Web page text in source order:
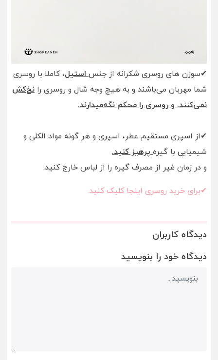
✔سوزن های روسری شکرانه از جنساستیل، کاملا با روسری
شما مهربان می‌باشند و به هیچ وجه شال و روسری را نخ‌کش
نمی‌کنند. و روسری را محکم نگه‌میدارند.
✔از اسپری مستقیم عطر، اسپری و هر گونه مواد الکلی و
شیمیایی با گیرهپرهیز کنید.
و در زمان غیر از مصرف گیره را از لباس خارج کنید.
✔برای خرید روسری اینجا کلیک کنید.
دیدگاه کاربران
دیدگاه خود را بنویسید